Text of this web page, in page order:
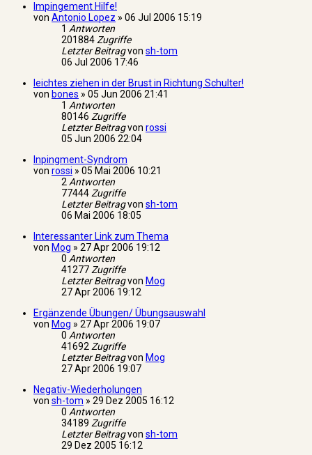
Impingement Hilfe!
von Antonio Lopez » 06 Jul 2006 15:19
1 Antworten
201884Zugriffe
Letzter Beitragvon sh-tom
06 Jul 2006 17:46
leichtes ziehen in der Brust in Richtung Schulter!
von bones » 05 Jun 2006 21:41
1 Antworten
80146 Zugriffe
Letzter Beitragvon rossi
05 Jun 2006 22:04
Inpingment-Syndrom
von rossi » 05 Mai 2006 10:21
2Antworten
77444Zugriffe
Letzter Beitragvon sh-tom
06 Mai 2006 18:05
Interessanter Link zum Thema
von Mog » 27 Apr 2006 19:12
0 Antworten
41277Zugriffe
Letzter Beitragvon Mog
27 Apr 2006 19:12
Ergänzende Übungen/ Übungsauswahl
von Mog » 27 Apr 2006 19:07
0 Antworten
41692Zugriffe
Letzter Beitragvon Mog
27 Apr 2006 19:07
Negativ-Wiederholungen
von sh-tom » 29 Dez 2005 16:12
0 Antworten
34189 Zugriffe
Letzter Beitragvon sh-tom
29 Dez 2005 16:12